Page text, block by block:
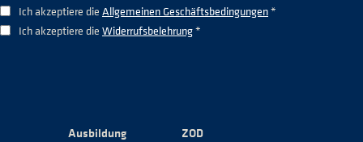
Ich akzeptiere die Allgemeinen Geschäftsbedingungen*
Ich akzeptiere die Widerrufsbelehrung*
Ausbildung ZOD